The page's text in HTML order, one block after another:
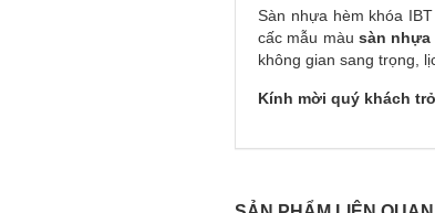
Sàn nhựa hèm khóa
cấc mẫu màusàn nhựa
không gian sang trọng,
Kính mời quý khách